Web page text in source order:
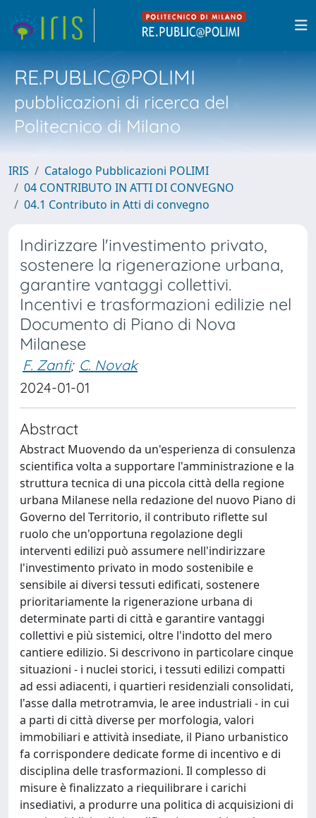
RE.PUBLIC@POLIMI
pubblicazioni di ricerca del
Politecnico di Milano
IRIS
Catalogo Pubblicazioni POLIMI
04 CONTRIBUTO IN ATTI DI CONVEGNO
04.1 Contributo in Atti di convegno
Indirizzare l'investimento privato,
sostenere la rigenerazione urbana,
garantire vantaggi collettivi.
Incentivi e trasformazioni edilizie nel
Documento di Piano di Nova
Milanese
F. Zanfi; C. Novak
2024-01-01
Abstract
Abstract Muovendo da un'esperienza di consulenza
scientifica volta a supportare l'amministrazione e la
struttura tecnica di una piccola città della regione
urbana Milanese nella redazione del nuovo Piano di
Governo del Territorio, il contributo riflette sul
ruolo che un'opportuna regolazione degli
interventi edilizi può assumere nell'indirizzare
l'investimento privato in modo sostenibile e
sensibile ai diversi tessuti edificati, sostenere
prioritariamente la rigenerazione urbana di
determinate parti di città e garantire vantaggi
collettivi e più sistemici, oltre l'indotto del mero
cantiere edilizio. Si descrivono in particolare cinque
situazioni - i nuclei storici, i tessuti edilizi compatti
ad essi adiacenti, i quartieri residenziali consolidati,
l'asse dalla metrotramvia, le aree industriali - in cui
a parti di città diverse per morfologia, valori
immobiliari e attività insediate, il Piano urbanistico
fa corrispondere dedicate forme di incentivo e di
disciplina delle trasformazioni. Il complesso di
misure è finalizzato a riequilibrare i carichi
insediativi, a produrre una politica di acquisizioni di